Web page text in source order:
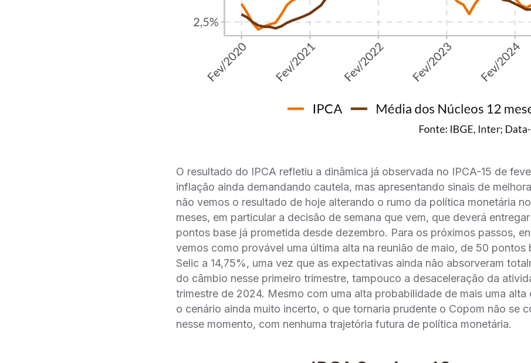
O resultado do IPCA refletiu a dinâmica já observada no IPCA-15 de
inflação ainda demandando cautela, mas apresentando sinais de
não vemos o resultado de hoje alterando o rumo da política monetária
meses, em particular a decisão de semana que vem, que deverá
pontos base já prometida desde dezembro. Para os próximos passos,
vemos como provável uma última alta na reunião de maio, de 50 pontos
Selic a 14,75%, uma vez que as expectativas ainda não absorveram
do câmbio nesse primeiro trimestre, tampouco a desaceleração da
trimestre de 2024. Mesmo com uma alta probabilidade de mais uma alta
o cenário ainda muito incerto, o que tornaria prudente o Copom não se
nesse momento, com nenhuma trajetória futura de política monetária.